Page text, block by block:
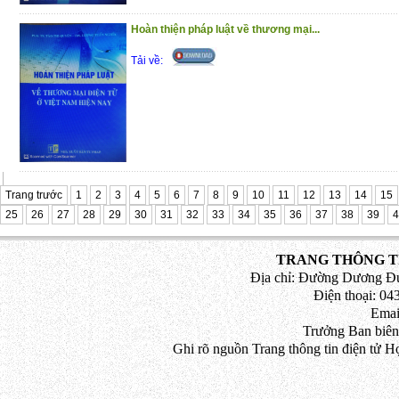
Hoàn thiện pháp luật về thương mại...
Tải về:
Trang trước 1 2 3 4 5 6 7 8 9 10 11 12 13 14
15
25
26 27 28 29 30 31 32 33 34 35 36 37 38 39
TRANG THÔNG
Địa chỉ: Đường Dương
Điện thoại:
Trưởng Ban
Ghi rõ nguồn Trang thông tin điện tử